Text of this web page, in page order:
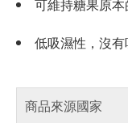
可維持糖果原
低吸濕性，沒
商品來源國家